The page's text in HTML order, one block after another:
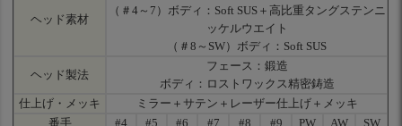
ヘッド素材
（＃4～7）ボディ：Soft SUS＋高比重タングステンニ
ッケルウエイト
（＃8～SW）ボディ：Soft SUS
ヘッド製法
フェース：鍛造
ボディ：ロストワックス精密鋳造
仕上げ・メッキ
ミラー＋サテン＋レーザー仕上げ＋メッキ
番手
#4 #5 #6 #7 #8 #9 PW AW
SW